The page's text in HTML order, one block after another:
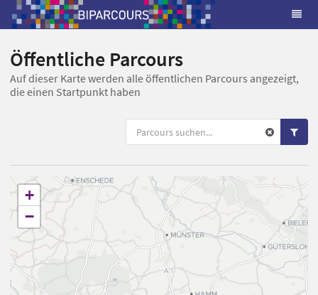
Öffentliche Parcours
Auf dieser Karte werden alle öffentlichen Parcours angezeigt,
die einen Startpunkt haben
+
−